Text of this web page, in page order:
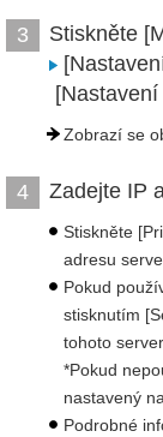
3 Stiskněte
Zobrazí se
4 Zadejte IP
Stiskněte
adresu
Pokud
stisknutím
tohoto
*Pokud
nastavený
Podrobné